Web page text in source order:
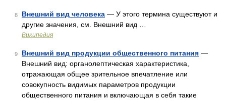
8 Внешний вид человека — У этого термина существуют и
другие значения, см. Внешний вид …
Википедия
9 Внешний вид продукции общественного питания —
Внешний вид: органолептическая характеристика,
отражающая общее зрительное впечатление или
совокупность видимых параметров продукции
общественного питания и включающая в себя такие